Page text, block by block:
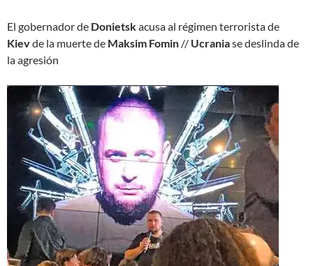
El gobernador de Donietskacusa al régimen terrorista de
Kievde la muerte de Maksim Fomin // Ucraniase deslinda de
la agresión